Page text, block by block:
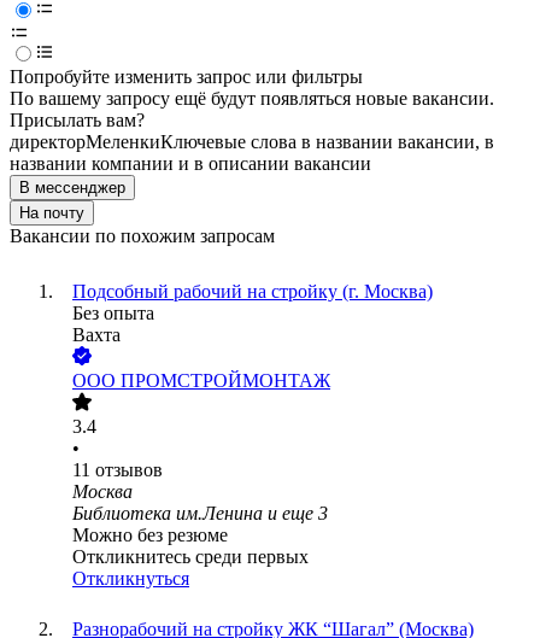
Попробуйте изменить запрос или фильтры
По вашему запросу ещё будут появляться новые вакансии.
Присылать вам?
директорМеленкиКлючевые слова в названии вакансии, в
названии компании и в описании вакансии
В мессенджер
На почту
Вакансии по похожим запросам
Подсобный рабочий на стройку (г. Москва)
Без опыта
Вахта
ООО ПРОМСТРОЙМОНТАЖ
3.4
•
11 отзывов
Москва
Библиотека им.Ленина и еще 3
Можно без резюме
Откликнитесь среди первых
Откликнуться
Разнорабочий на стройку ЖК “Шагал” (Москва)